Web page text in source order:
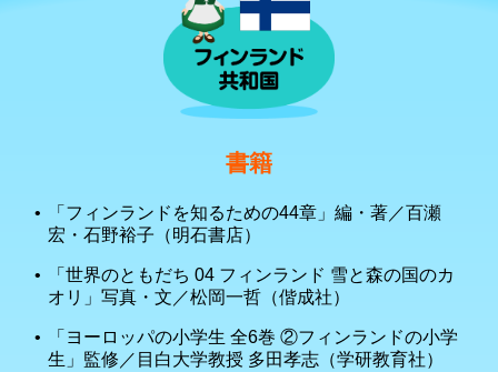
書籍
「フィンランドを知るための44章」編・著／百瀬
宏・石野裕子（明石書店）
「世界のともだち 04 フィンランド 雪と森の国のカ
オリ」写真・文／松岡一哲（偕成社）
「ヨーロッパの小学生 全6巻 ②フィンランドの小学
生」監修／目白大学教授 多田孝志（学研教育社）